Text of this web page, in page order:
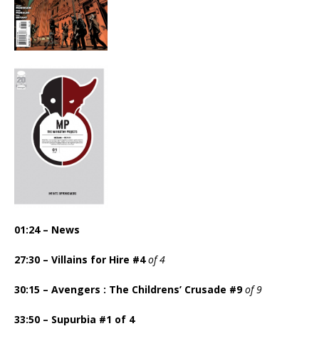
01:24 – News
27:30 – Villains for Hire #4of 4
30:15 – Avengers : The Childrens’ Crusade #9of 9
33:50 – Supurbia #1 of 4